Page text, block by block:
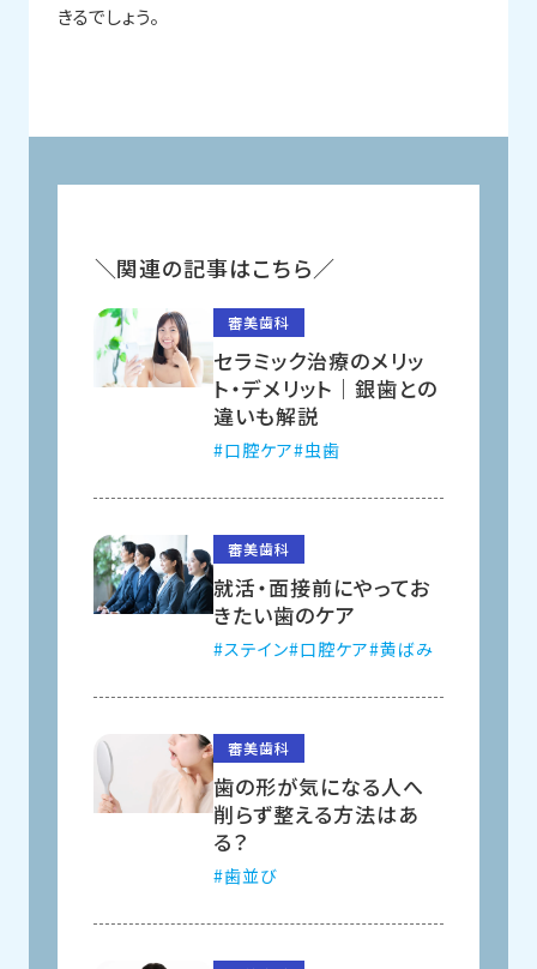
きるでしょう。
関連の記事はこちら
審美歯科
セラミック治療のメリッ
ト・デメリット｜銀歯との
違いも解説
口腔ケア 虫歯
審美歯科
就活・面接前にやってお
きたい歯のケア
ステイン 口腔ケア 黄ばみ
審美歯科
歯の形が気になる人へ
削らず整える方法はあ
る？
歯並び